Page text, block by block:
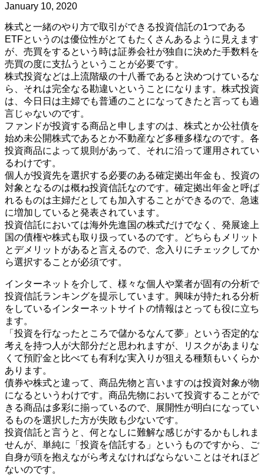
January 10, 2020
株式と一緒のやり方で取引ができる投資信託の1つである
ETFというのは優位性がとてもたくさんあるように見えます
が、売買をするという時は証券会社が独自に決めた手数料を
売買の度に支払うということが必要です。
株式投資などは上流階級の十八番であると決めつけているな
ら、それは完全なる勘違いということになります。株式投資
は、今日日は主婦でも普通のことになってきたと言っても過
言じゃないのです。
ファンドが投資する商品と申しますのは、株式とか公社債を
始め未公開株式であるとか不動産など多種多様なのです。各
投資商品によって規則があって、それに沿って運用されてい
るわけです。
個人が投資先を選択する必要のある確定拠出年金も、投資の
対象となるのは概ね投資信託なのです。確定拠出年金と呼ば
れるものは主婦だとしても加入することができるので、急速
に増加していると発表されています。
投資信託においては海外先進国の株式だけでなく、発展途上
国の債権や株式も取り扱っているのです。どちらもメリット
とデメリットがあると言えるので、念入りにチェックしてか
ら選択することが必須です。
インターネットを介して、様々な個人や業者が固有の分析で
投資信託ランキングを提示しています。興味が持たれる分析
をしているインターネットサイトの情報はとっても役に立ち
ます。
「投資を行なったところで儲かるなんて夢」という否定的な
考えを持つ人が大部分だと思われますが、リスクがあまりな
くて預貯金と比べても有利な実入りが狙える種類もいくらか
あります。
債券や株式と違って、商品先物と言いますのは投資対象が物
になるというわけです。商品先物において投資することがで
きる商品は多彩に揃っているので、展開性が明白になってい
るものを選択した方が失敗も少ないです。
投資信託と言うと、何となしに難解な感じがするかもしれま
せんが、単純に「投資を信託する」というものですから、ご
自身が頭を抱えながら考えなければならないことはそれほど
ないのです。